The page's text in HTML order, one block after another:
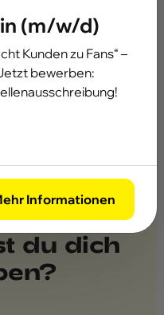
beibringt und dich
Routine – hier ist
du dich
(m/w/d)
Kunden zu Fans“ –
bewerben:
Informationen